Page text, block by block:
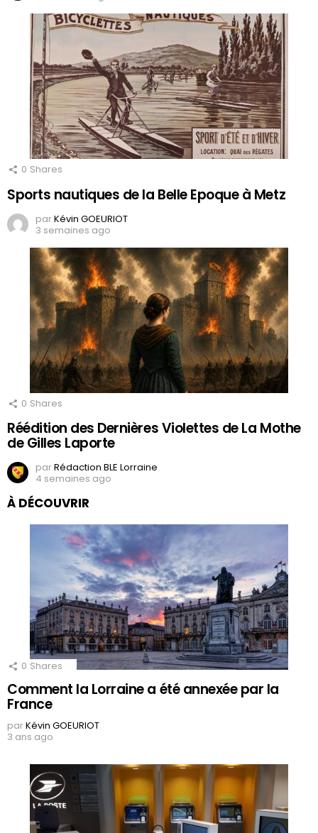
0 Shares
Sports nautiques de la Belle Epoque à Metz
parKévin GOEURIOT
3 semaines ago
0 Shares
Réédition des Dernières Violettes de La Mothe
de Gilles Laporte
parRédaction BLE Lorraine
4 semaines ago
À DÉCOUVRIR
0 Shares
Comment la Lorraine a été annexée par la
France
parKévin GOEURIOT
3 ans ago